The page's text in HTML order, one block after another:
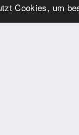
Cookies, um